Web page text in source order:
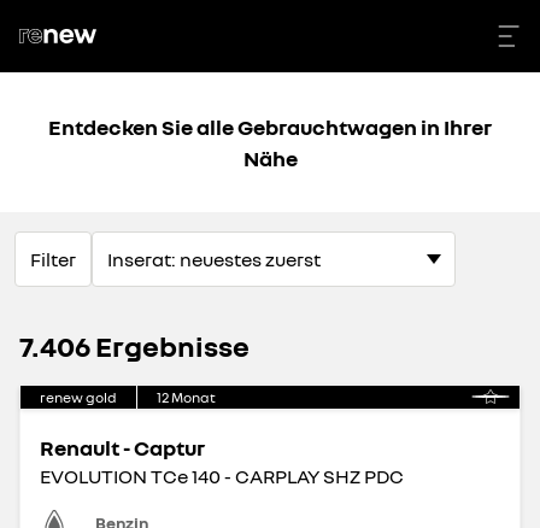
Entdecken Sie alle Gebrauchtwagen in Ihrer
Nähe
Filter
7.406 Ergebnisse
renew gold 12Monat
Renault - Captur
EVOLUTION TCe 140 - CARPLAY SHZ PDC
Benzin